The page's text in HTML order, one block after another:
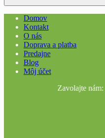
Domov
Kontakt
O nás
Doprava a platba
Predajne
Blog
Môj účet
Zavolajte nám: